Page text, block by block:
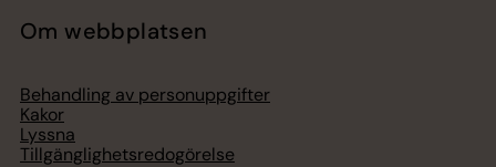
Om webbplatsen
Behandling av personuppgifter
Kakor
Lyssna
Tillgänglighetsredogörelse